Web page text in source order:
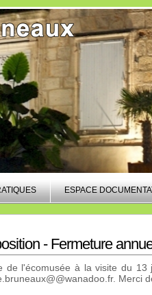
ESPACE
- Fermeture
de l'écomusée à la visite du
Merci